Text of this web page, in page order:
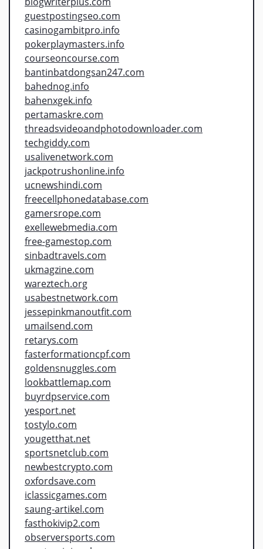
guestpostingseo.com
casinogambitpro.info
pokerplaymasters.info
courseoncourse.com
bantinbatdongsan247.com
bahednog.info
bahenxgek.info
pertamaskre.com
threadsvideoandphotodownloader.com
techgiddy.com
usalivenetwork.com
jackpotrushonline.info
ucnewshindi.com
freecellphonedatabase.com
gamersrope.com
exellewebmedia.com
free-gamestop.com
sinbadtravels.com
ukmagzine.com
wareztech.org
usabestnetwork.com
jessepinkmanoutfit.com
umailsend.com
retarys.com
fasterformationcpf.com
goldensnuggles.com
lookbattlemap.com
buyrdpservice.com
yesport.net
tostylo.com
yougetthat.net
sportsnetclub.com
newbestcrypto.com
oxfordsave.com
iclassicgames.com
saung-artikel.com
fasthokivip2.com
observersports.com